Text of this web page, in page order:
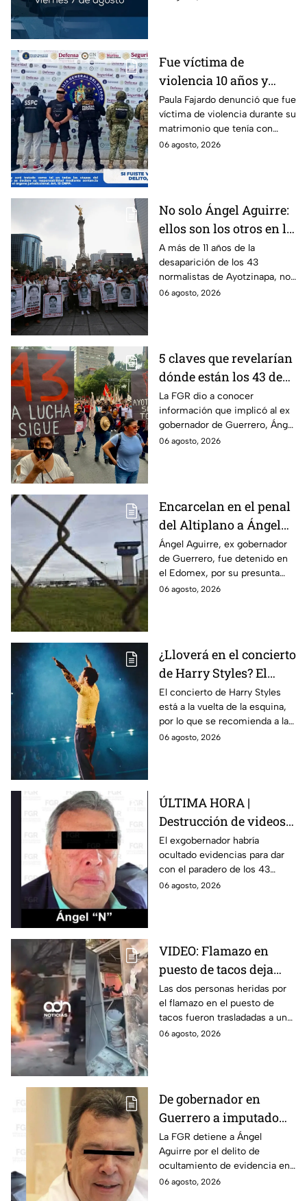
Fue víctima de
violencia 10 años y
hasta ahora detienen al
presunto agresor: el
caso de Paula Fajardo
Paula Fajardo denunció que fue
víctima de violencia durante su
matrimonio que tenía con
Jorge Francisco “N”, quien fue
06 agosto, 2026
No solo Ángel Aguirre:
ellos son los otros en la
lupa por el caso
Ayotzinapa
A más de 11 años de la
desaparición de los 43
normalistas de Ayotzinapa, no
se ha conocido el paradero de
06 agosto, 2026
5 claves que revelarían
dónde están los 43 de
Ayotzinapa tras
captura de Ángel
Aguirre, ex gobernador
de Guerrero
La FGR dio a conocer
información que implicó al ex
gobernador de Guerrero, Ángel
Aguirre, quien fue detenido
06 agosto, 2026
Encarcelan en el penal
del Altiplano a Ángel
Aguirre, ex gobernador
de Guerrero por caso
Ayotzinapa
Ángel Aguirre, ex gobernador
de Guerrero, fue detenido en
el Edomex, por su presunta
participación en la
06 agosto, 2026
¿Lloverá en el concierto
de Harry Styles? El
pronóstico del clima
para este viernes en
CDMX
El concierto de Harry Styles
está a la vuelta de la esquina,
por lo que se recomienda a las
y los fanáticos revisar el clima
06 agosto, 2026
ÚLTIMA HORA |
Destrucción de videos
clave y amenazas a
testigos por parte de
exgobernador Ángel
Aguirre: FGR
El exgobernador habría
ocultado evidencias para dar
con el paradero de los 43
estudiantes desaparecidos de
06 agosto, 2026
VIDEO: Flamazo en
puesto de tacos deja
dos heridos en CDMX
Las dos personas heridas por
el flamazo en el puesto de
tacos fueron trasladadas a un
hospital para recibir atención
06 agosto, 2026
De gobernador en
Guerrero a imputado
por la "Verdad
Histórica"; Así fue como
Ángel Aguirre obstruyó
la justicia en caso
La FGR detiene a Ángel
Aguirre por el delito de
ocultamiento de evidencia en
el caso Ayotzinapa. Esta es la
06 agosto, 2026